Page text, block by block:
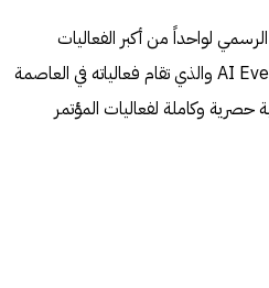
لواحداً من أكبر الفعاليات
التكنولوجية في المنطقة AI Everything والذي تقام فعالياته في العاصمة
حصرية وكاملة لفعاليات المؤتمر